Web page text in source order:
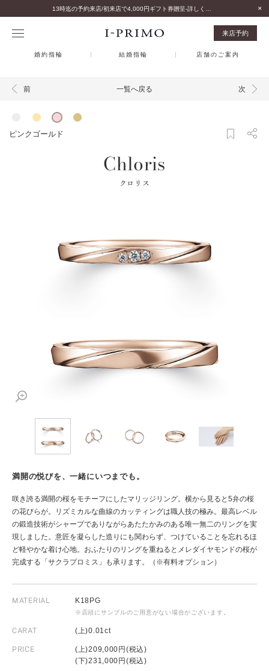
来店予約
婚約指輪 結婚指輪 店舗のご案内
前 一覧へ戻る 次
ピンクゴールド
Chloris
クロリス
満開の悦びを、一緒にいつまでも。
咲き誇る満開の桜をモチーフにしたマリッジリング。横から見ると5弁の桜
の花びらが。リズミカルな曲線のカッティングは職人技の極み。最高レベル
の鍛造技術がシャープでありながらあたたかみのある唯一無二のリングを実
現しました。意匠を凝らした造りにも関わらず、つけていることを忘れるほ
ど軽やかな着け心地。おふたりのリングを重ねるとメレダイヤモンドの桜が
完成する「サクラプロミス」も承ります。（※有料オプション）
MATERIAL K18PG
※店頭にサンプルのご用意がない場合がございます。
CARAT (上)0.01ct
PRICE
(上)209,000円(税込)
(下)231,000円(税込)